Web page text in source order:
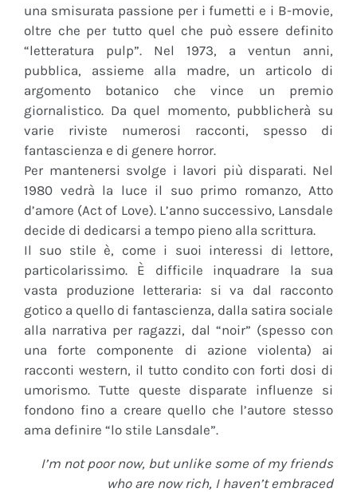
una smisurata passione per i fumetti e i B-movie,
oltre che per tutto quel che può essere definito
“letteratura pulp”. Nel 1973, a ventun anni,
pubblica, assieme alla madre, un articolo di
argomento botanico che vince un premio
giornalistico. Da quel momento, pubblicherà su
varie riviste numerosi racconti, spesso di
fantascienza e di genere horror.
Per mantenersi svolge i lavori più disparati. Nel
1980 vedrà la luce il suo primo romanzo, Atto
d’amore (Act of Love). L’anno successivo, Lansdale
decide di dedicarsi a tempo pieno alla scrittura.
Il suo stile è, come i suoi interessi di lettore,
particolarissimo. È difficile inquadrare la sua
vasta produzione letteraria: si va dal racconto
gotico a quello di fantascienza, dalla satira sociale
alla narrativa per ragazzi, dal “noir” (spesso con
una forte componente di azione violenta) ai
racconti western, il tutto condito con forti dosi di
umorismo. Tutte queste disparate influenze si
fondono fino a creare quello che l’autore stesso
ama definire “lo stile Lansdale”.
I’m not poor now, but unlike some of my friends
who are now rich, I haven’t embraced